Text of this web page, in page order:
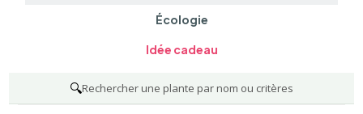
Écologie
Idée cadeau
🔍Rechercher une plante par nom ou critères